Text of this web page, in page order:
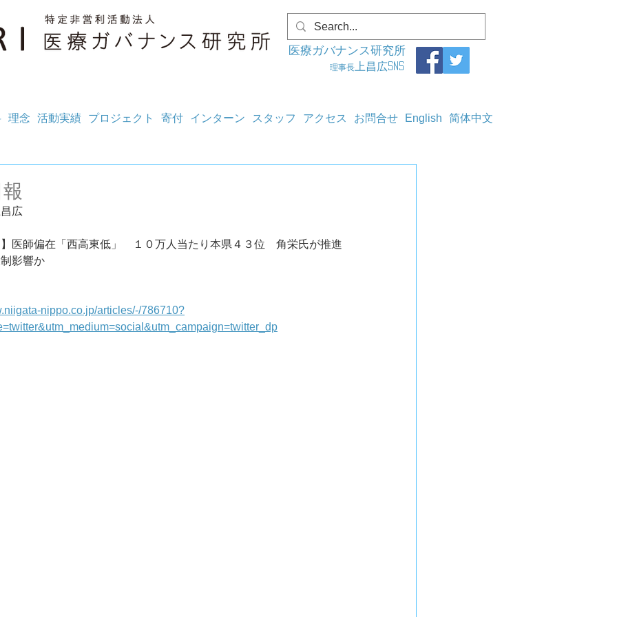
医療ガバナンス研究所
理事長 上昌広SNS
理念 活動実績 プロジェクト 寄付 インターン スタッフ アクセス お問合せ English 简体中文
広
】医師偏在「西高東低」　１０万人当たり本県４３位　角栄氏が推進
影響か
nippo.co.jp/articles/-/786710?